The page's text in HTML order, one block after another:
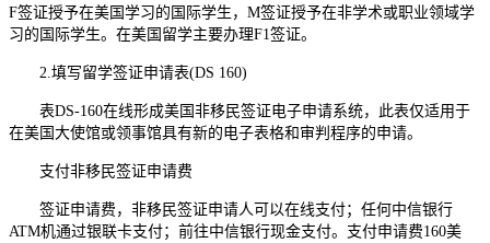
F签证授予在美国学习的国际学生，M签证授予在非学术或职业领域学
习的国际学生。在美国留学主要办理F1签证。
2.填写留学签证申请表(DS 160)
表DS-160在线形成美国非移民签证电子申请系统，此表仅适用于
在美国大使馆或领事馆具有新的电子表格和审判程序的申请。
支付非移民签证申请费
签证申请费，非移民签证申请人可以在线支付；任何中信银行
ATM机通过银联卡支付；前往中信银行现金支付。支付申请费160美